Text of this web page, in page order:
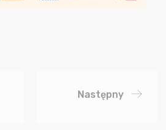
Następny